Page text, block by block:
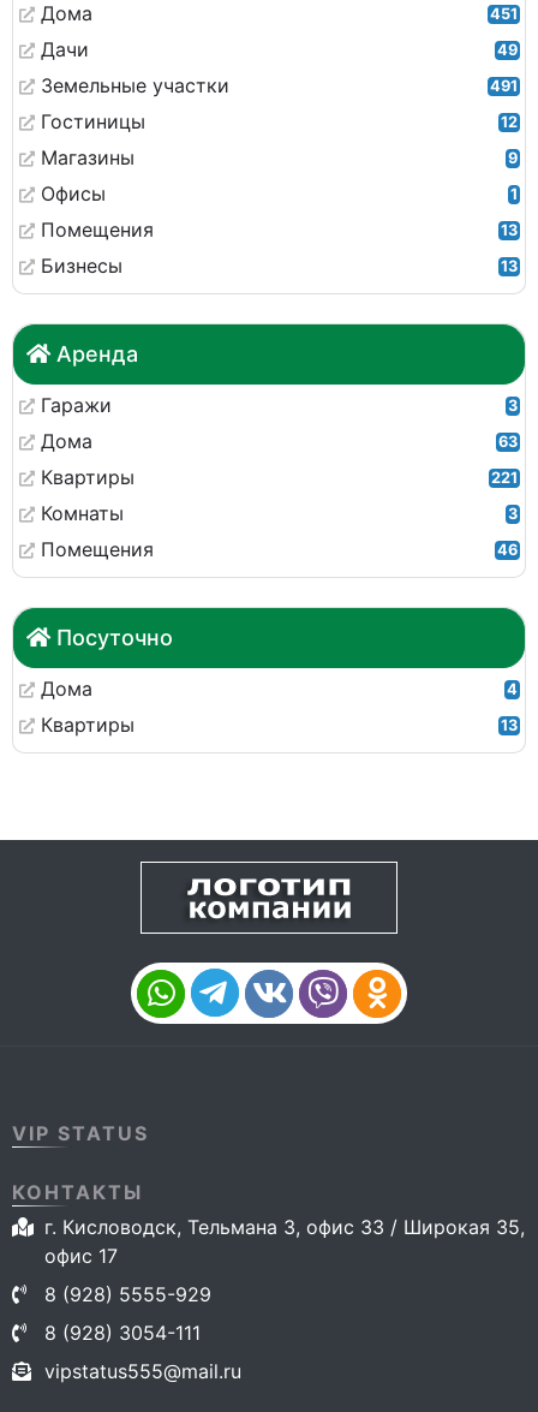
Дома 451
Дачи 49
Земельные участки 491
Гостиницы 12
Магазины 9
Офисы 1
Помещения 13
Бизнесы 13
Аренда
Гаражи 3
Дома 63
Квартиры 221
Комнаты 3
Помещения 46
Посуточно
Дома 4
Квартиры 13
VIP STATUS
КОНТАКТЫ
г. Кисловодск, Тельмана 3, офис 33 / Широкая 35,
офис 17
8 (928) 5555-929
8 (928) 3054-111
vipstatus555@mail.ru